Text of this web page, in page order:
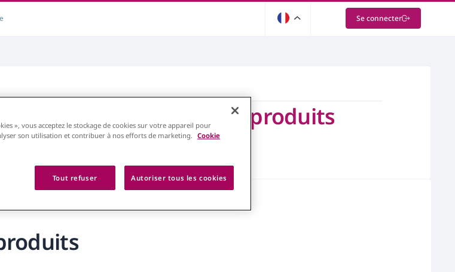
Se connecter
dansPortefeuille produits
», vous acceptez le stockage de cookies sur votre appareil pour
son utilisation et contribuer à nos efforts de marketing. Cookie
Tout refuser Autoriser tous les cookies